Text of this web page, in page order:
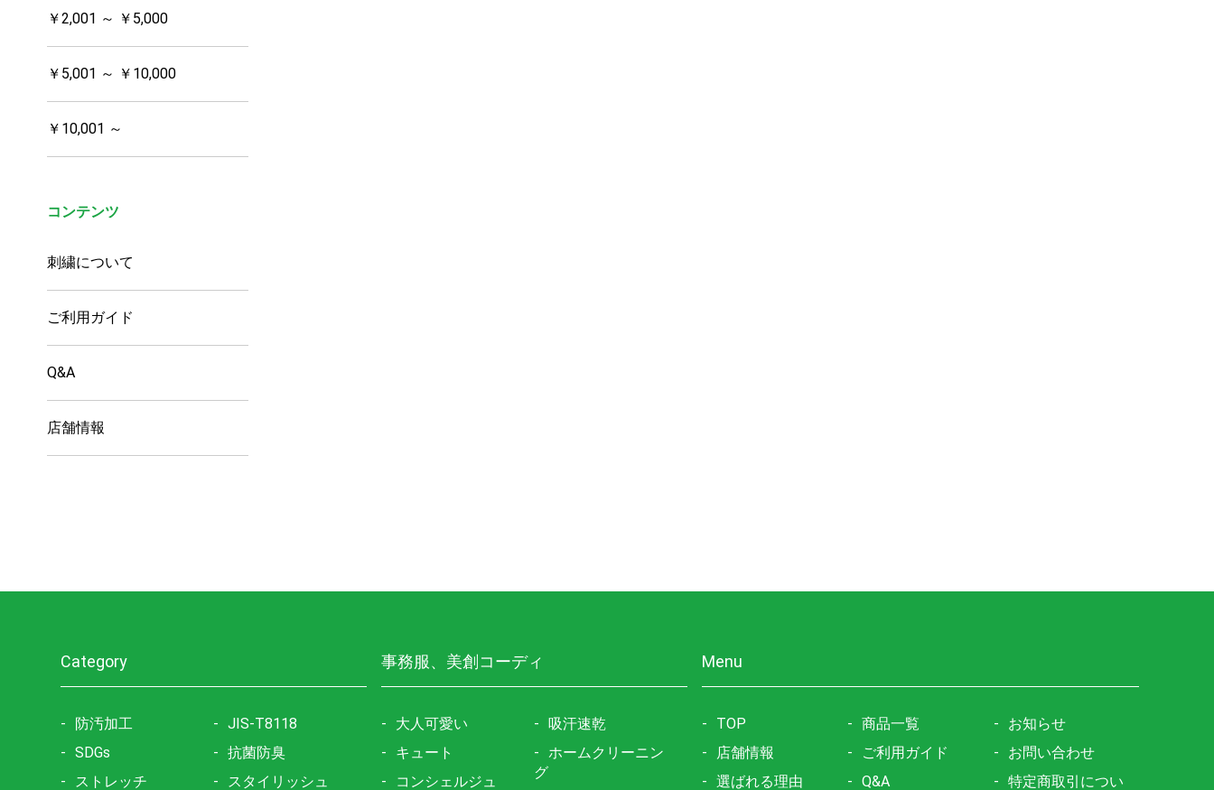
￥2,001 ～ ￥5,000
￥5,001 ～ ￥10,000
￥10,001 ～
コンテンツ
刺繍について
ご利用ガイド
Q&A
店舗情報
Category
防汚加工
SDGs
ストレッチ
JIS-T8118
抗菌防臭
スタイリッシュ
事務服、美創コーディ
大人可愛い
キュート
コンシェルジュ
吸汗速乾
ホームクリーニン
グ
Menu
TOP
店舗情報
選ばれる理由
商品一覧
ご利用ガイド
Q&A
お知らせ
お問い合わせ
特定商取引につい